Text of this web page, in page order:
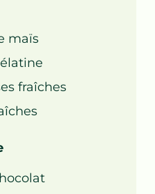
maïs
fraîches